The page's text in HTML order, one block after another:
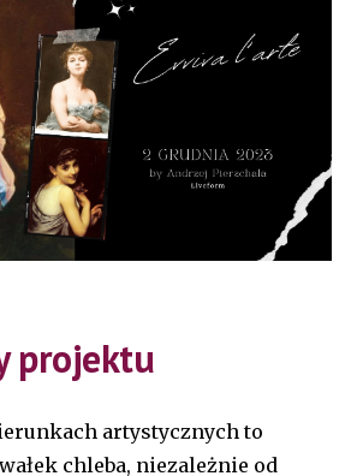
projektu
artystycznych to
chleba, niezależnie od